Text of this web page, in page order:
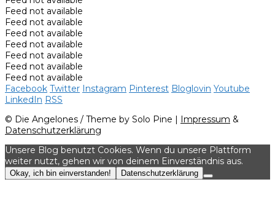
Feed not available
Feed not available
Feed not available
Feed not available
Feed not available
Feed not available
Feed not available
Facebook Twitter Instagram Pinterest Bloglovin Youtube
LinkedIn RSS
© Die Angelones / Theme by Solo Pine |
Impressum &
Datenschutzerklärung
Unsere Blog benutzt Cookies. Wenn du unsere Plattform
weiter nutzt, gehen wir von deinem Einverständnis aus.
Okay, ich bin einverstanden! Datenschutzerklärung